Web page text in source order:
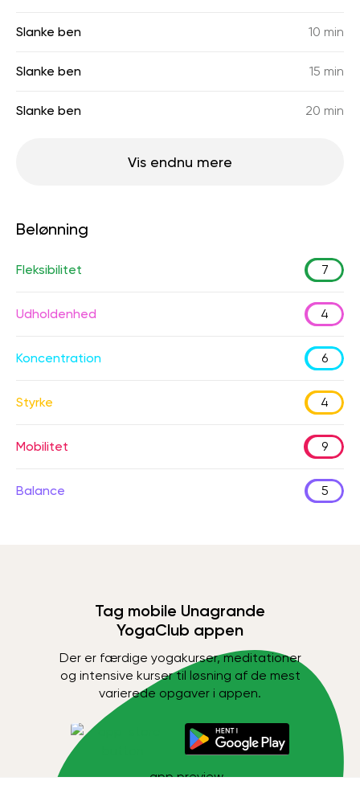
Slanke ben 10 min
Slanke ben 15 min
Slanke ben 20 min
Vis endnu mere
Belønning
Fleksibilitet 7
Udholdenhed 4
Koncentration 6
Styrke 4
Mobilitet 9
Balance 5
Tag mobile Unagrande
YogaClub appen
Der er færdige yogakurser, meditationer
og intensive kurser til løsning af de mest
varierede opgaver i appen.